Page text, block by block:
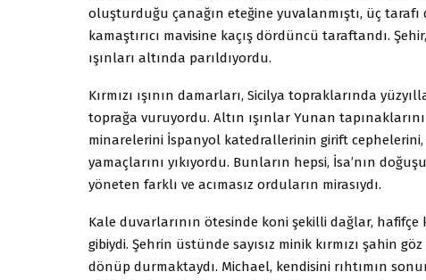
oluşturduğu çanağın eteğine yuvalanmıştı, üç tarafı
kamaştırıcı mavisine kaçış dördüncü taraftandı.
ışınları altında parıldıyordu.
Kırmızı ışının damarları, Sicilya topraklarında
toprağa vuruyordu. Altın ışınlar Yunan
minarelerini İspanyol katedrallerinin girift
yamaçlarını yıkıyordu. Bunların hepsi, İsa’nın
yöneten farklı ve acımasız orduların mirasıydı.
Kale duvarlarının ötesinde koni şekilli dağlar, hafifçe
gibiydi. Şehrin üstünde sayısız minik kırmızı şahin
dönüp durmaktaydı. Michael, kendisini rıhtımın